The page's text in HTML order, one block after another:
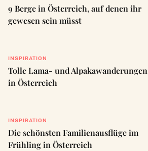
9 Berge in Österreich, auf denen ihr
gewesen sein müsst
INSPIRATION
Tolle Lama- und Alpakawanderungen
in Österreich
INSPIRATION
Die schönsten Familienausflüge im
Frühling in Österreich